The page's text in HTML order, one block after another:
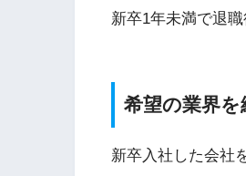
新卒1年未満で退
希望の業界を
新卒入社した会社